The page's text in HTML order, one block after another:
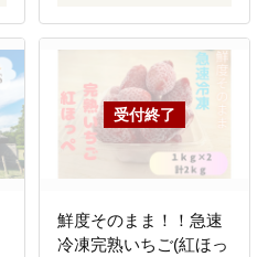
鮮度そのまま！！急速
冷凍完熟いちご(紅ほっ